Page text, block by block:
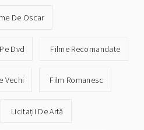
De Oscar
Dvd Filme Recomandate
Vechi Film Romanesc
Licitații De Artă